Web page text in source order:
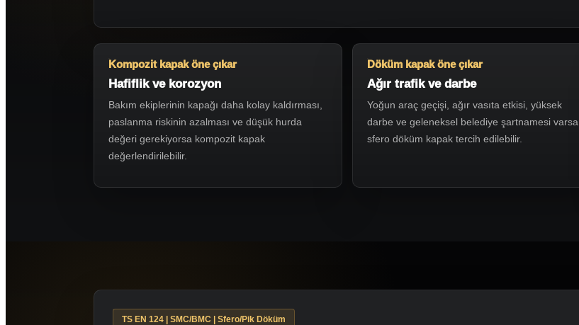
Kompozit kapak öne çıkar
Hafiflik ve korozyon
Bakım ekiplerinin kapağı daha kolay kaldırması,
paslanma riskinin azalması ve düşük hurda
değeri gerekiyorsa kompozit kapak
değerlendirilebilir.
Döküm kapak öne çıkar
Ağır trafik ve darbe
Yoğun araç geçişi, ağır vasıta etkisi, yüksek
darbe ve geleneksel belediye şartnamesi varsa
sfero döküm kapak tercih edilebilir.
TS EN 124 | SMC/BMC | Sfero/Pik Döküm